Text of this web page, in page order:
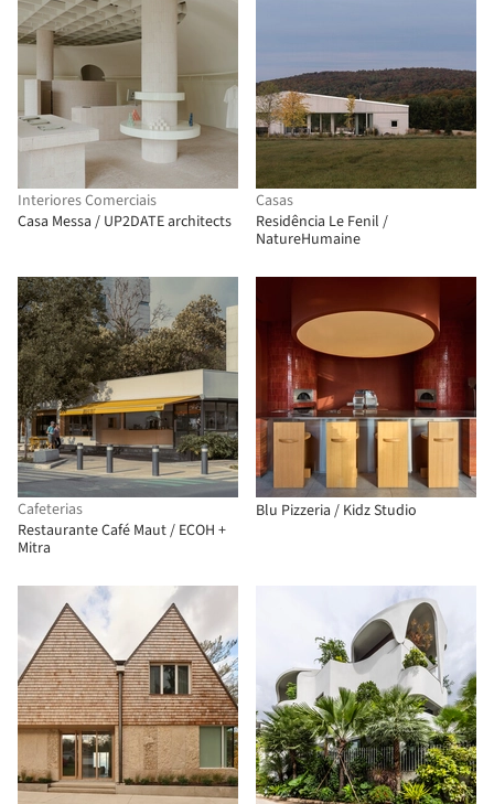
Interiores Comerciais
Casa Messa / UP2DATE architects
Casas
Residência Le Fenil /
NatureHumaine
Cafeterias
Restaurante Café Maut / ECOH +
Mitra
Blu Pizzeria / Kidz Studio